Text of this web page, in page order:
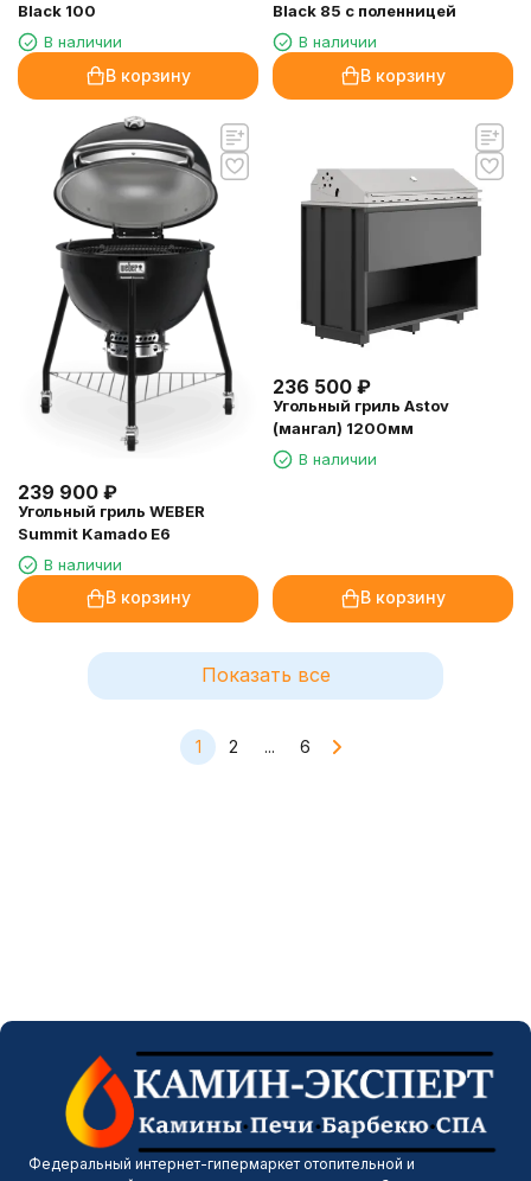
Black 100
В наличии
В корзину
Black 85 с поленницей
В наличии
В корзину
239 900 ₽
Угольный гриль WEBER
Summit Kamado E6
В наличии
В корзину
236 500 ₽
Угольный гриль Astov
(мангал) 1200мм
В наличии
В корзину
Показать все
1 2 ... 6
Федеральный интернет-гипермаркет отопительной и